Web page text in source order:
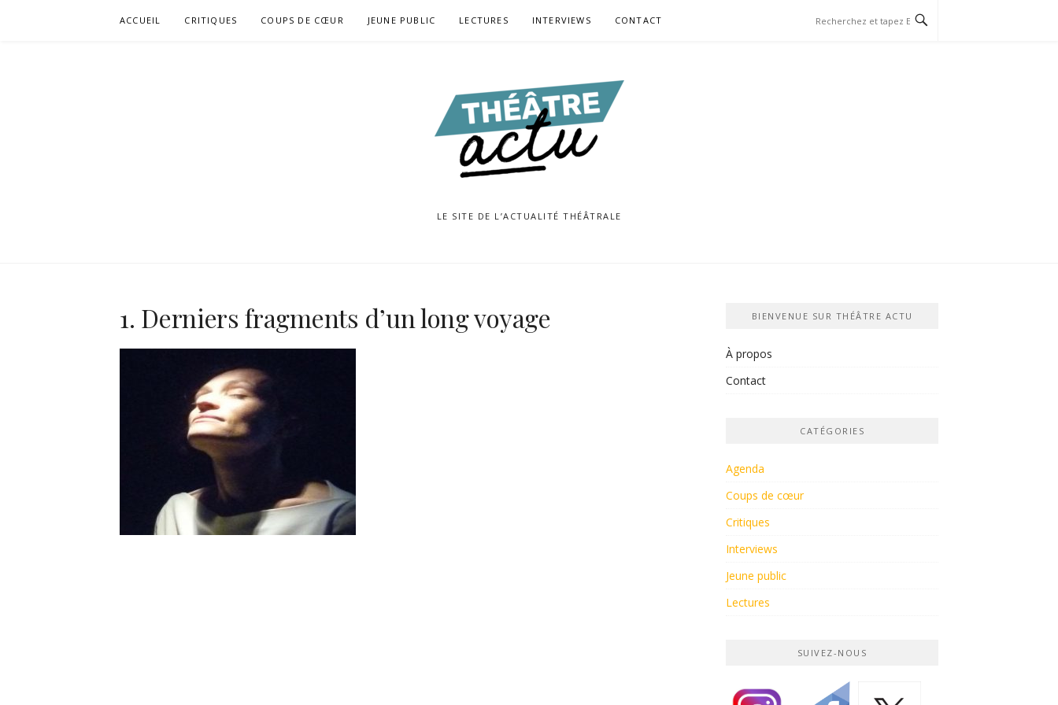
ACCUEIL CRITIQUES COUPS DE CŒUR JEUNE PUBLIC LECTURES INTERVIEWS CONTACT
LE SITE DE L’ACTUALITÉ THÉÂTRALE
1. Derniers fragments d’un long voyage BIENVENUE SUR THÉÂTRE ACTU
À propos
Contact
CATÉGORIES
Agenda
Coups de cœur
Critiques
Interviews
Jeune public
Lectures
SUIVEZ-NOUS